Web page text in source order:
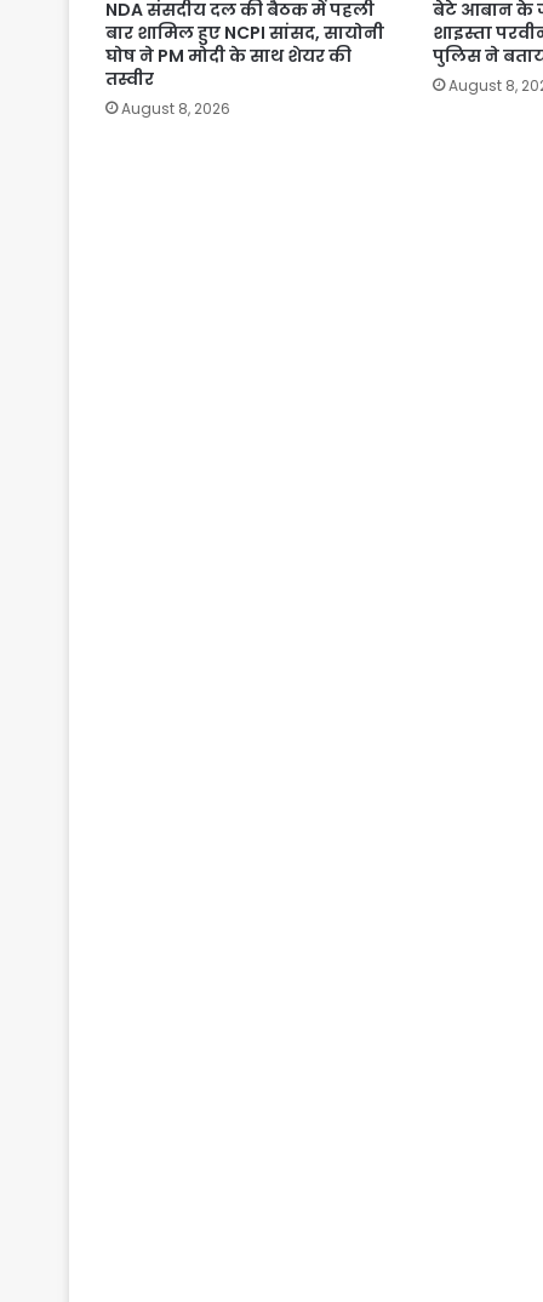
NDA संसदीय दल की बैठक में पहली
बार शामिल हुए NCPI सांसद, सायोनी
घोष ने PM मोदी के साथ शेयर की
तस्वीर
August 8, 2026
बेटे आबान के
शाइस्ता
पुलिस ने
August 8,